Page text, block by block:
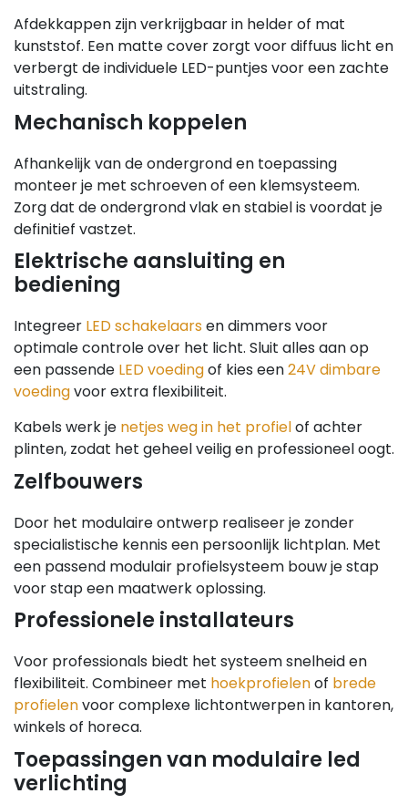
Afdekkappen zijn verkrijgbaar in helder of mat
kunststof. Een matte cover zorgt voor diffuus licht en
verbergt de individuele LED-puntjes voor een zachte
uitstraling.
Mechanisch koppelen
Afhankelijk van de ondergrond en toepassing
monteer je met schroeven of een klemsysteem.
Zorg dat de ondergrond vlak en stabiel is voordat je
definitief vastzet.
Elektrische aansluiting en
bediening
Integreer LED schakelaarsen dimmers voor
optimale controle over het licht. Sluit alles aan op
een passende LED voedingof kies een24V dimbare
voedingvoor extra flexibiliteit.
Kabels werk je netjes weg in het profielof achter
plinten, zodat het geheel veilig en professioneel oogt.
Zelfbouwers
Door het modulaire ontwerp realiseer je zonder
specialistische kennis een persoonlijk lichtplan. Met
een passend modulair profielsysteem bouw je stap
voor stap een maatwerk oplossing.
Professionele installateurs
Voor professionals biedt het systeem snelheid en
flexibiliteit. Combineer met hoekprofielenof brede
profielenvoor complexe lichtontwerpen in kantoren,
winkels of horeca.
Toepassingen van modulaire led
verlichting